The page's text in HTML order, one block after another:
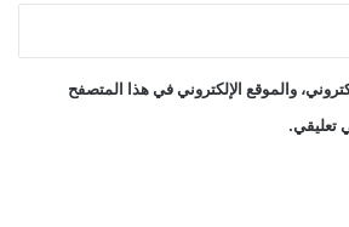
والموقع الإلكتروني في هذا المتصفح
تعليقي.